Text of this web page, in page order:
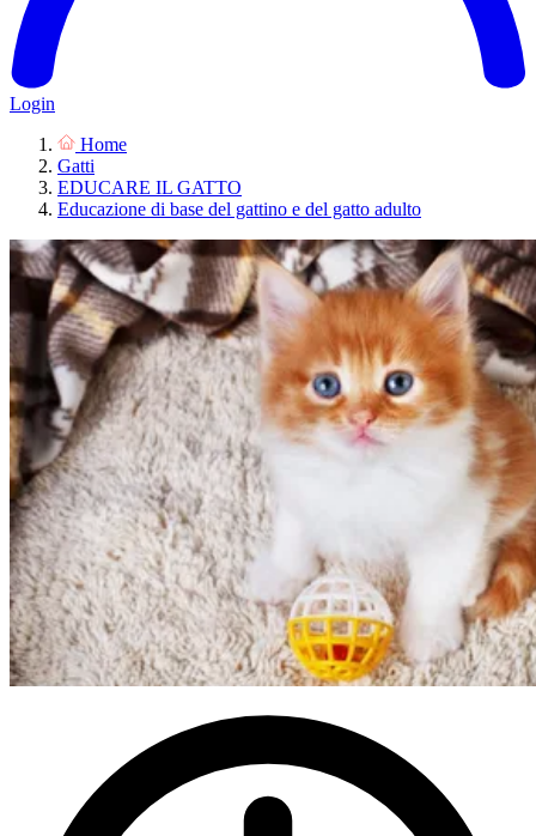
Login
Home
Gatti
EDUCARE IL GATTO
Educazione di base del gattino e del gatto adulto